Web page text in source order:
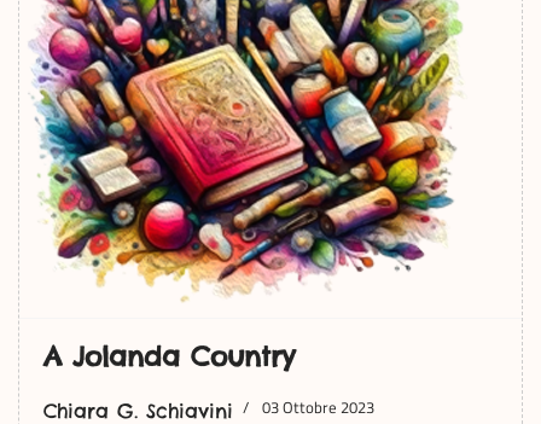
A Jolanda Country
Chiara G. Schiavini 03 Ottobre 2023